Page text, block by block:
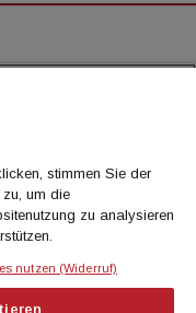
stimmen Sie der
um die
zu analysieren
nutzen (Widerruf)